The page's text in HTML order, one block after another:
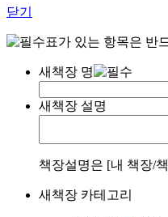
닫기
표가 있는 항목은 반
새책장 명
새책장 설명
책장설명은 [내 책장/
새책장 카테고리